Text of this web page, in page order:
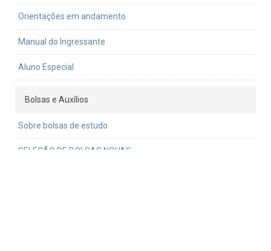
Orientações em andamento
Manual do Ingressante
Aluno Especial
Bolsas e Auxílios
Sobre bolsas de estudo
SELEÇÃO DE BOLSAS NOVAS